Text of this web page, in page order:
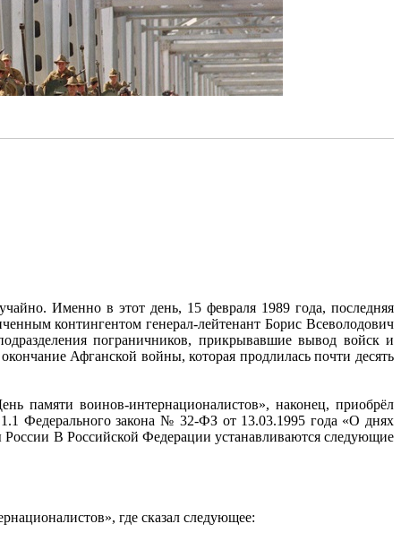
Именно в этот день, 15 февраля 1989 года, последняя
контингентом генерал-лейтенант Борис Всеволодович
пограничников, прикрывавшие вывод войск и
Афганской войны, которая продлилась почти десять
памяти воинов-интернационалистов», наконец, приобрёл
Федерального закона № 32-ФЗ от 13.03.1995 года «О днях
В Российской Федерации устанавливаются следующие
где сказал следующее: